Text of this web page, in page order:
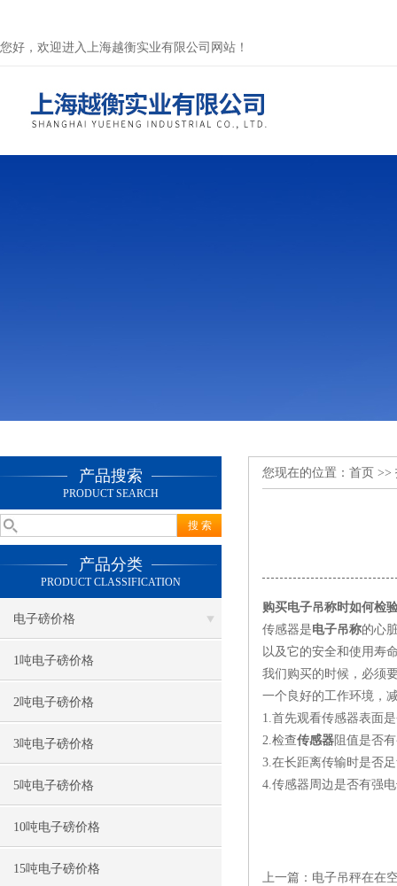
您好，欢迎进入上海越衡实业有限公司网站！
产品搜索
PRODUCT SEARCH
产品分类
PRODUCT CLASSIFICATION
电子磅价格
1吨电子磅价格
2吨电子磅价格
3吨电子磅价格
5吨电子磅价格
10吨电子磅价格
15吨电子磅价格
您现在的位置： 首页 >>
购买电子吊称时如何检
传感器是电子吊称的心
以及它的安全和使用寿
我们购买的时候，必须
一个良好的工作环境，
1.首先观看传感器表面
2.检查传感器阻值是否
3.在长距离传输时是否
4.传感器周边是否有强
上一篇： 电子吊秤在在